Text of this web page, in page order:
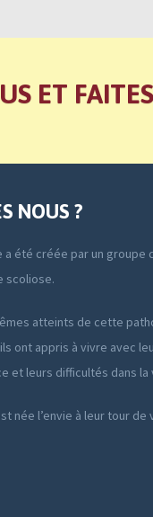
ET
NOUS ?
été créée par un groupe
scoliose.
atteints de cette
ont appris à vivre avec
et leurs difficultés dans la
née l’envie à leur tour de